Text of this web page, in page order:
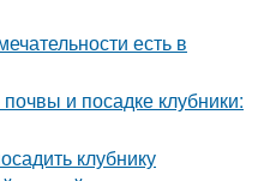
есть в
и посадке клубники:
клубнику